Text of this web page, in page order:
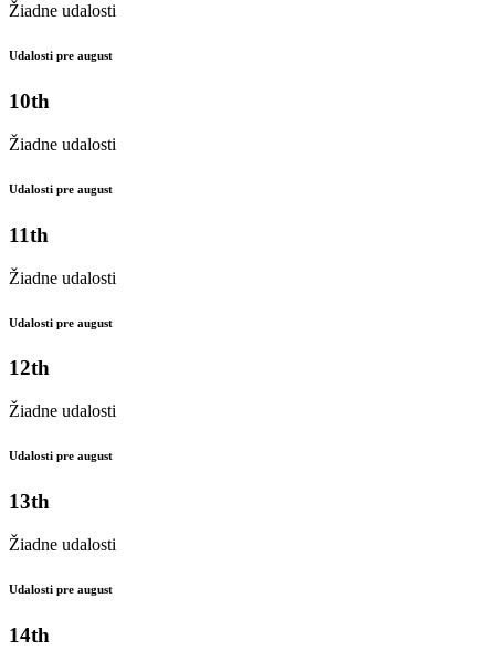
Žiadne udalosti
Udalosti pre august
10th
Žiadne udalosti
Udalosti pre august
11th
Žiadne udalosti
Udalosti pre august
12th
Žiadne udalosti
Udalosti pre august
13th
Žiadne udalosti
Udalosti pre august
14th